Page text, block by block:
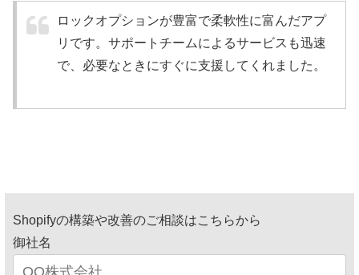
ロックオプションが豊富で柔軟性に富んだアプ
リです。サポートチームによるサービスも迅速
で、必要なときにすぐに支援してくれました。
Shopifyの構築や改善のご相談はこちらから
御社名